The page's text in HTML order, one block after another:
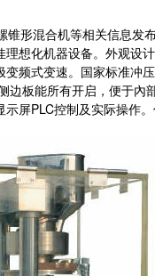
形混合机等相关信息发
想化机器设备。外观设
频式变速。国家标准冲
板能所有开启，便于
屏PLC控制及实际操